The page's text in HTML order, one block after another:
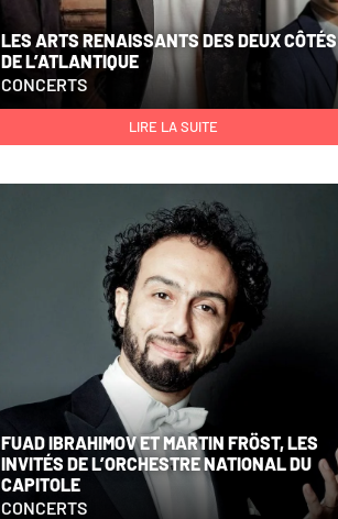
LES ARTS RENAISSANTS DES DEUX CÔTÉS
DE L’ATLANTIQUE
CONCERTS
LIRE LA SUITE
FUAD IBRAHIMOV ET MARTIN FRÖST, LES
INVITÉS DE L’ORCHESTRE NATIONAL DU
CAPITOLE
CONCERTS